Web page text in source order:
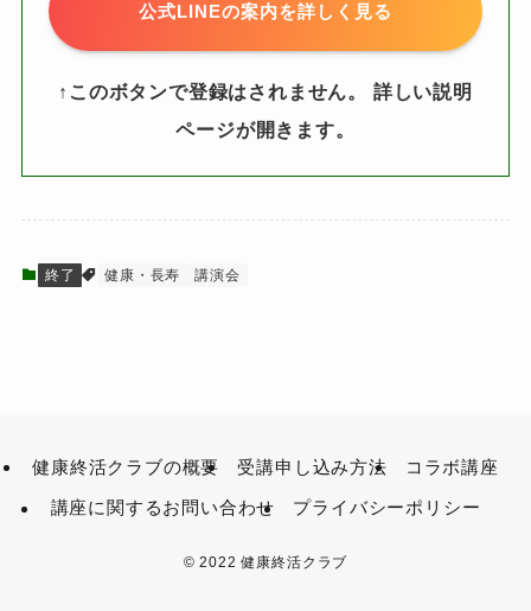
公式LINEの案内を詳しく見る
↑このボタンで登録はされません。 詳しい説明
ページが開きます。
終了 健康・長寿 講演会
健康終活クラブの概要 受講申し込み方法 コラボ講座
講座に関するお問い合わせ プライバシーポリシー
© 2022 健康終活クラブ